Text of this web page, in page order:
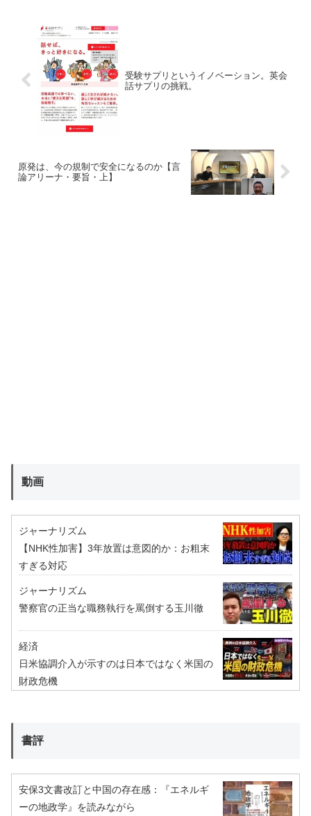
受験サプリというイノベーション。英会
話サプリの挑戦。
原発は、今の規制で安全になるのか【言
論アリーナ・要旨・上】
動画
ジャーナリズム
【NHK性加害】3年放置は意図的か：お粗末
すぎる対応
ジャーナリズム
警察官の正当な職務執行を罵倒する玉川徹
経済
日米協調介入が示すのは日本ではなく米国の
財政危機
書評
安保3文書改訂と中国の存在感：『エネルギ
ーの地政学』を読みながら